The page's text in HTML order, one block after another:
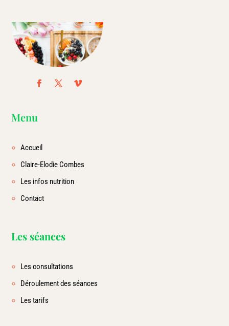
Menu
Accueil
Claire-Elodie Combes
Les infos nutrition
Contact
Les séances
Les consultations
Déroulement des séances
Les tarifs